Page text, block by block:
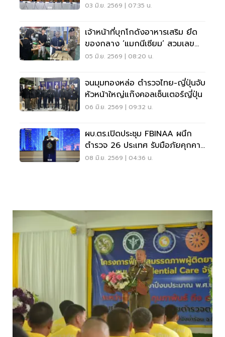
03 มิ.ย. 2569 | 07:35 น.
เจ้าหน้าที่บุกโกดังอาหารเสริม ยึด
ของกลาง ‘แมกนีเซียม’ สวมเลข
อย. ปลอม
05 มิ.ย. 2569 | 08:20 น.
จนมุมทองหล่อ ตำรวจไทย-ญี่ปุ่นจับ
หัวหน้าใหญ่แก๊งคอลเซ็นเตอร์ญี่ปุ่น
06 มิ.ย. 2569 | 09:32 น.
ผบ.ตร.เปิดประชุม FBINAA ผนึก
ตำรวจ 26 ประเทศ รับมือภัยคุกคาม
ดิจิทัล
08 มิ.ย. 2569 | 04:36 น.